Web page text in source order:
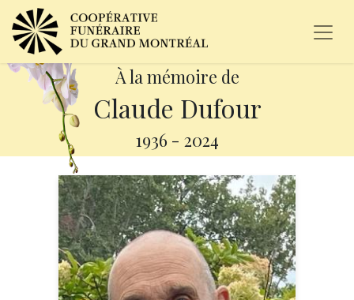
À la mémoire de
Claude Dufour
1936 - 2024